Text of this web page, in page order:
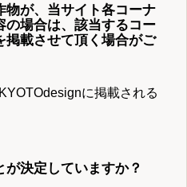
物が、当サイト各コーナ
の場合は、該当するコー
掲載させて頂く場合がご
に掲載される
決定していますか？